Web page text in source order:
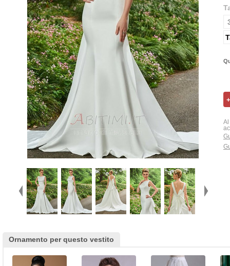
Al
Ornamento per questo vestito